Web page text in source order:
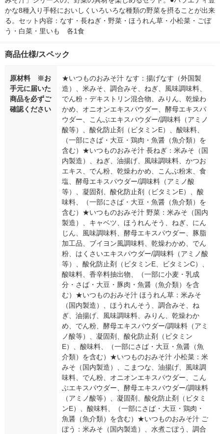
かな8種入り手軽においしくいろいろな種類の野菜を摂ることが出来
る。セット内容：なす・長ねぎ・野菜・ほうれん草・小松菜・ごぼ
う・白菜・里いも　各1食
商品仕様/スペック
原材料 ※お
手元に届いた
商品を必ずご
確認ください
★いつものおみそ汁 なす：揚げなす（外国製
造）、米みそ、調合みそ、ねぎ、風味調味料、
でん粉・デキストリン混合物、みりん、乾燥わ
かめ、オニオンエキスパウダー、酵母エキスパ
ウダー、こんぶエキスパウダー/調味料（アミノ
酸等）、酸化防止剤（ビタミンE）、酸味料、
（一部にさば・大豆・鶏肉・魚醤（魚介類）を
含む）★いつものおみそ汁 長ねぎ：米みそ（国
内製造）、ねぎ、油揚げ、風味調味料、かつお
エキス、でん粉、乾燥わかめ、こんぶ粉末、食
塩、酵母エキスパウダー/調味料（アミノ酸
等）、凝固剤、酸化防止剤（ビタミンE）、酸
味料、（一部にさば・大豆・魚醤（魚介類）を
含む）★いつものおみそ汁 野菜：米みそ（国内
製造）、キャベツ、ほうれんそう、ねぎ、にん
じん、風味調味料、酵母エキスパウダー、豚脂
加工品、ブイヨン風調味料、乾燥わかめ、でん
粉、はくさいエキスパウダー/調味料（アミノ酸
等）、酸化防止剤（ビタミンE、ビタミンC）、
酸味料、香辛料抽出物、（一部に小麦・乳成
分・さば・大豆・豚肉・魚醤（魚介類）を含
む）★いつものおみそ汁 ほうれん草：米みそ
（国内製造）、ほうれんそう、調合みそ、ね
ぎ、油揚げ、風味調味料、みりん、乾燥わか
め、でん粉、酵母エキスパウダー/調味料（アミ
ノ酸等）、凝固剤、酸化防止剤（ビタミン
E）、酸味料、（一部にさば・大豆・魚醤（魚
介類）を含む）★いつものおみそ汁 小松菜：米
みそ（国内製造）、こまつな、油揚げ、風味調
味料、でん粉、オニオンエキスパウダー、こん
ぶエキスパウダー、酵母エキスパウダー/調味料
（アミノ酸等）、凝固剤、酸化防止剤（ビタミ
ンE）、酸味料、（一部にさば・大豆・鶏肉・
魚醤（魚介類）を含む）★いつものおみそ汁 ご
ぼう：米みそ（国内製造）、水煮ごぼう、調合